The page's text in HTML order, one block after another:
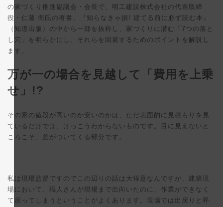
:
の家づくり推進協議会・会長で、明工建設株式会社の代表取締
役・仁藤 衛氏の著書、『知らなきゃ損! 建てる前に必ず読む本』
（知道出版）の中から一部を抜粋し、家づくりに潜む「7つの落と
し穴」を明らかにし、それらを回避するためのポイントを解説し
ます。
万が一の場合を見越して「費用を上乗
せ」!?
その家の値段が高いのか安いのかは、ただ表面的に見積もりを見
ているだけでは、けっこうわからないものです。目に見えないと
ころこそ、差がついてくる部分です。
私は現場監督ですのでこの辺りの話は大得意なんですが、建築現
場において、職人さんが現場まで出向いたのに、作業ができなく
て戻ってしまうということがよくあります。現場では出戻りと呼